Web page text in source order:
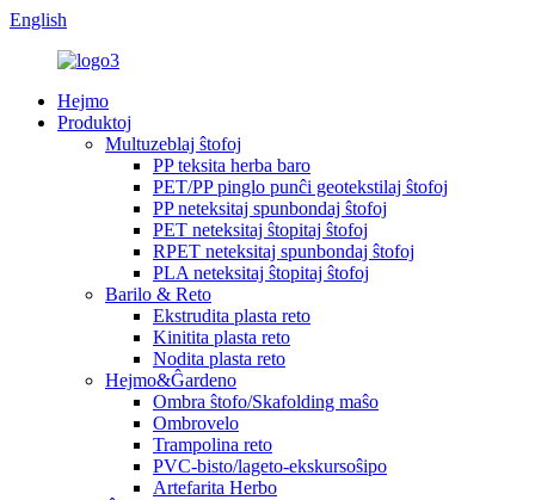
English
Hejmo
Produktoj
Multuzeblaj ŝtofoj
PP teksita herba baro
PET/PP pinglo punĉi geotekstilaj ŝtofoj
PP neteksitaj spunbondaj ŝtofoj
PET neteksitaj ŝtopitaj ŝtofoj
RPET neteksitaj spunbondaj ŝtofoj
PLA neteksitaj ŝtopitaj ŝtofoj
Barilo & Reto
Ekstrudita plasta reto
Kinitita plasta reto
Nodita plasta reto
Hejmo&Ĝardeno
Ombra ŝtofo/Skafolding maŝo
Ombrovelo
Trampolina reto
PVC-bisto/lageto-ekskursoŝipo
Artefarita Herbo